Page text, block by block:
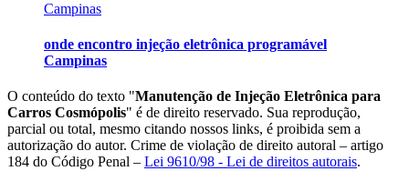
onde encontro injeção eletrônica programável
Campinas
O conteúdo do texto "Manutenção de Injeção Eletrônica para
Carros Cosmópolis" é de direito reservado. Sua reprodução,
parcial ou total, mesmo citando nossos links, é proibida sem a
autorização do autor. Crime de violação de direito autoral – artigo
184 do Código Penal – Lei 9610/98 - Lei de direitos autorais.